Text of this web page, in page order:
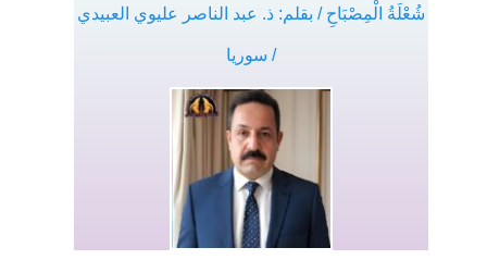
شُعْلَةُ الْمِصْبَاحِ / بقلم: ذ. عبد الناصر عليوي العبيدي
/ سوريا